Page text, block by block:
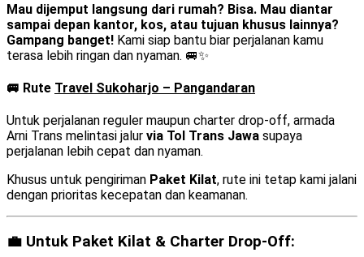
Mau dijemput langsung dari rumah? Bisa. Mau diantar
sampai depan kantor, kos, atau tujuan khusus lainnya?
Gampang banget! Kami siap bantu biar perjalanan kamu
terasa lebih ringan dan nyaman. 🚐✨
🚐 Rute Travel Sukoharjo – Pangandaran
Untuk perjalanan reguler maupun charter drop-off, armada
Arni Trans melintasi jalur via Tol Trans Jawa supaya
perjalanan lebih cepat dan nyaman.
Khusus untuk pengiriman Paket Kilat, rute ini tetap kami jalani
dengan prioritas kecepatan dan keamanan.
💼 Untuk Paket Kilat & Charter Drop-Off: